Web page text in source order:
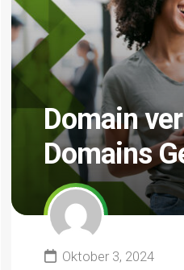
Domain
Domains
Oktober 3, 2024